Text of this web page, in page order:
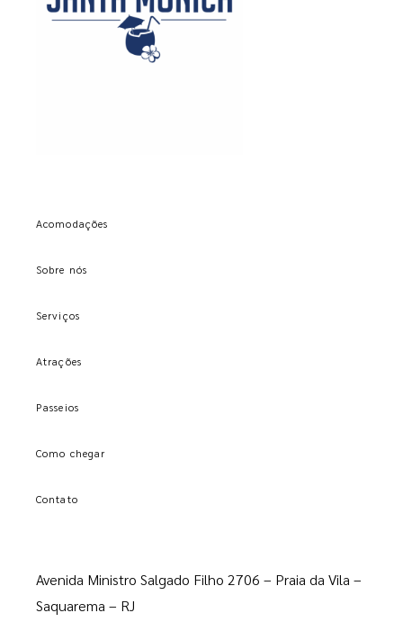
Acomodações
Sobre nós
Serviços
Atrações
Passeios
Como chegar
Contato
Avenida Ministro Salgado Filho 2706 – Praia da Vila –
Saquarema – RJ